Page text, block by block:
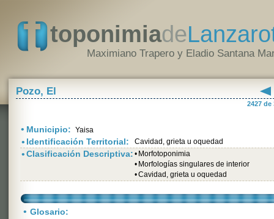
toponimiade
Maximiano Trapero y Eladio Santana
Pozo, El
2427 de
• Municipio: Yaisa
• Identificación Territorial: Cavidad, grieta u oquedad
•Clasificación Descriptiva: • Morfotoponimia
• Morfologías singulares de interior
•Cavidad, grieta u oquedad
• Glosario: